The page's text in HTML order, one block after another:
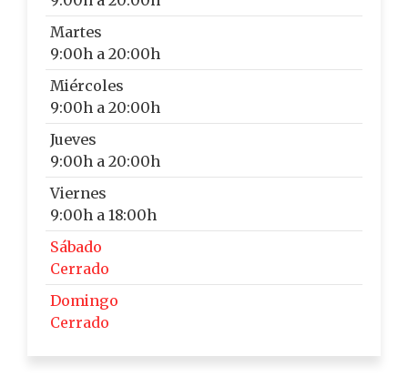
Martes
9:00h a 20:00h
Miércoles
9:00h a 20:00h
Jueves
9:00h a 20:00h
Viernes
9:00h a 18:00h
Sábado
Cerrado
Domingo
Cerrado